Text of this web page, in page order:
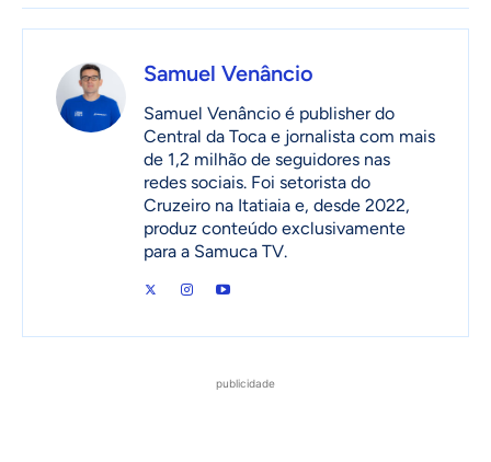
Samuel Venâncio
Samuel Venâncio é publisher do
Central da Toca e jornalista com mais
de 1,2 milhão de seguidores nas
redes sociais. Foi setorista do
Cruzeiro na Itatiaia e, desde 2022,
produz conteúdo exclusivamente
para a Samuca TV.
publicidade